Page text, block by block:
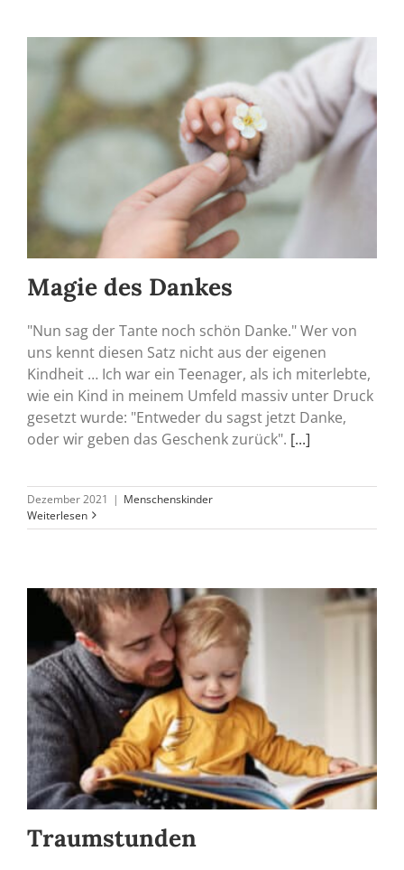
Magie des Dankes
"Nun sag der Tante noch schön Danke." Wer von
uns kennt diesen Satz nicht aus der eigenen
Kindheit … Ich war ein Teenager, als ich miterlebte,
wie ein Kind in meinem Umfeld massiv unter Druck
gesetzt wurde: "Entweder du sagst jetzt Danke,
oder wir geben das Geschenk zurück". [...]
Dezember 2021 | Menschenskinder
Weiterlesen
Traumstunden